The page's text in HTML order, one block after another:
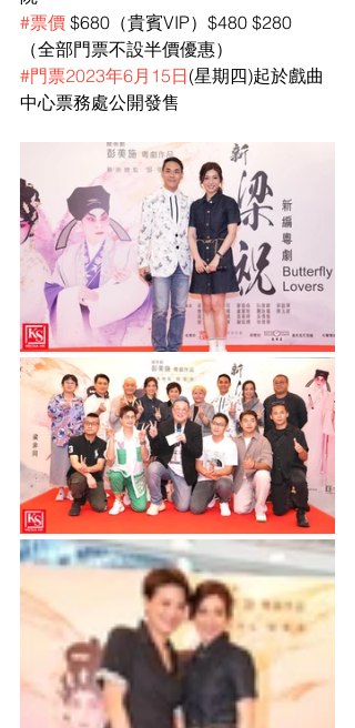
#票價 $680（貴賓VIP）$480 $280
（全部門票不設半價優惠）
#門票2023年6月15日(星期四)起於戲曲
中心票務處公開發售